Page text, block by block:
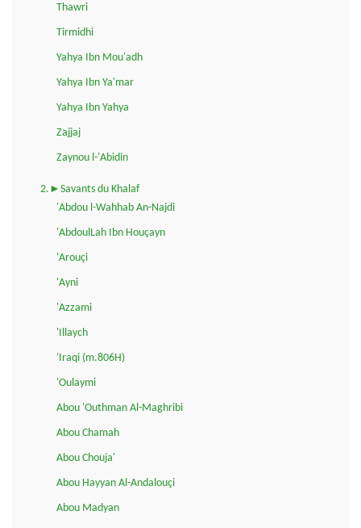
Thawri
Tirmidhi
Yahya Ibn Mou'adh
Yahya Ibn Ya'mar
Yahya Ibn Yahya
Zajjaj
Zaynou l-'Abidin
2.►Savants du Khalaf
'Abdou l-Wahhab An-Najdi
'AbdoulLah Ibn Houçayn
'Arouçi
'Ayni
'Azzami
'Illaych
'Iraqi (m.806H)
'Oulaymi
Abou 'Outhman Al-Maghribi
Abou Chamah
Abou Chouja'
Abou Hayyan Al-Andalouçi
Abou Madyan